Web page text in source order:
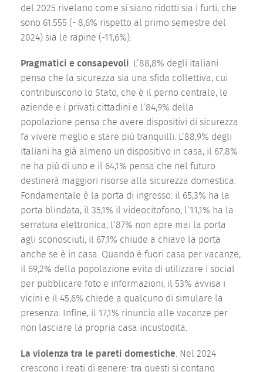
del 2025 rivelano come si siano ridotti sia i furti, che
sono 61.555 (- 8,6% rispetto al primo semestre del
2024) sia le rapine (-11,6%).
Pragmatici e consapevoli . L’88,8% degli italiani
pensa che la sicurezza sia una sfida collettiva, cui
contribuiscono lo Stato, che è il perno centrale, le
aziende e i privati cittadini e l’84,9% della
popolazione pensa che avere dispositivi di sicurezza
fa vivere meglio e stare più tranquilli. L’88,9% degli
italiani ha già almeno un dispositivo in casa, il 67,8%
ne ha più di uno e il 64,1% pensa che nel futuro
destinerà maggiori risorse alla sicurezza domestica.
Fondamentale è la porta di ingresso: il 65,3% ha la
porta blindata, il 35,1% il videocitofono, l’11,1% ha la
serratura elettronica, l’87% non apre mai la porta
agli sconosciuti, il 67,1% chiude a chiave la porta
anche se è in casa. Quando è fuori casa per vacanze,
il 69,2% della popolazione evita di utilizzare i social
per pubblicare foto e informazioni, il 53% avvisa i
vicini e il 45,6% chiede a qualcuno di simulare la
presenza. Infine, il 17,1% rinuncia alle vacanze per
non lasciare la propria casa incustodita.
La violenza tra le pareti domestiche . Nel 2024
crescono i reati di genere: tra questi si contano